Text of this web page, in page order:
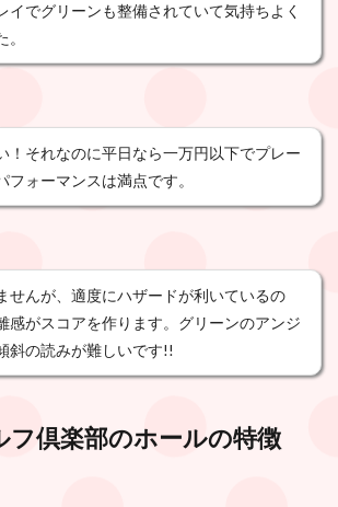
イでグリーンも整備されていて気持ちよく
！それなのに平日なら一万円以下でプレー
フォーマンスは満点です。
せんが、適度にハザードが利いているの
感がスコアを作ります。グリーンのアンジ
斜の読みが難しいです!!
フ倶楽部のホールの特徴